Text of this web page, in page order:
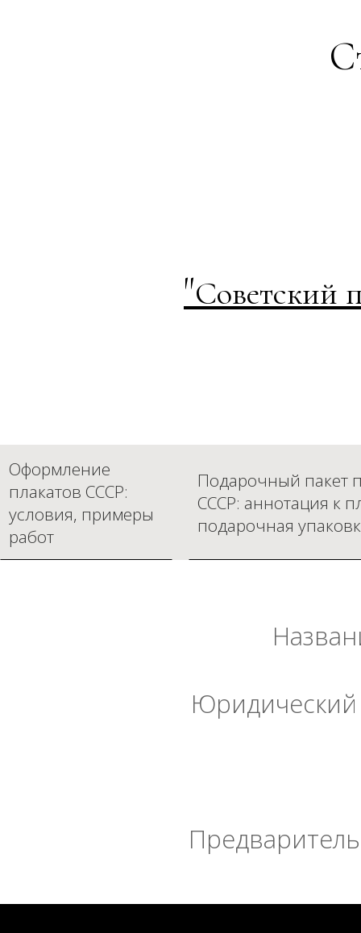
"Советский
Оформление
плакатов СССР:
условия, примеры
работ
Подарочный пакет
СССР: аннотация к
подарочная